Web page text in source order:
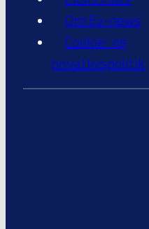
Om Ev-news
Cookie- og
privatlivspolitik